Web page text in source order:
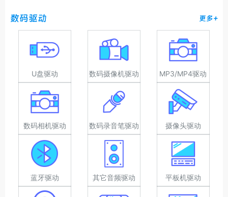
数码驱动 更多+
U盘驱动 数码摄像机驱动 MP3/MP4驱动
数码相机驱动 数码录音笔驱动 摄像头驱动
蓝牙驱动 其它音频驱动 平板机驱动